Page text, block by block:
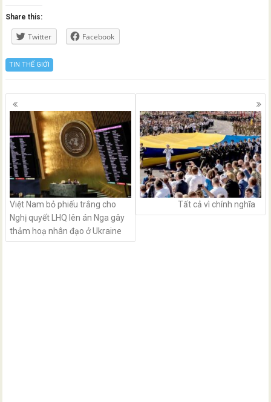
Share this:
Twitter Facebook
TIN THẾ GIỚI
Posts
navigation
Việt Nam bỏ phiếu trắng cho
Nghị quyết LHQ lên án Nga gây
thảm hoạ nhân đạo ở Ukraine
Tất cả vì chính nghĩa